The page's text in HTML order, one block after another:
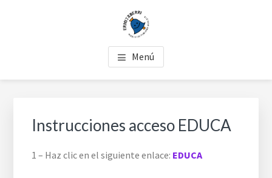
COLEGIO PÚBLICO
ERMITABERRI
Ermitaberri es el único colegio de Burlada que ofrece la
enseñanza gratuita en euskera.
Menú
Instrucciones acceso EDUCA
1 – Haz clic en el siguiente enlace: EDUCA
Sidebar